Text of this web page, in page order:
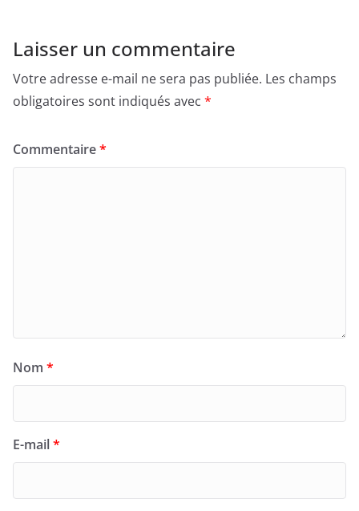
Laisser un commentaire
Votre adresse e-mail ne sera pas publiée. Les champs
obligatoires sont indiqués avec *
Commentaire*
Nom *
E-mail*